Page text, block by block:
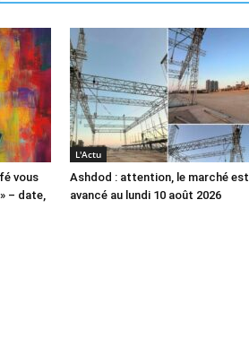
vous
– date,
L'Actu
Ashdod : attention, le marché est
avancé au lundi 10 août 2026